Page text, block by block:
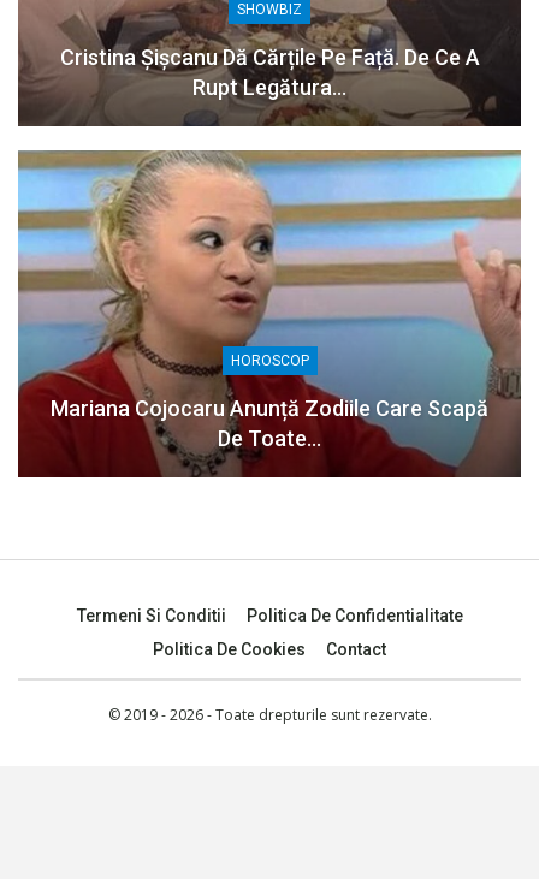
SHOWBIZ
Cristina Șișcanu Dă Cărțile Pe Față. De Ce A
Rupt Legătura…
HOROSCOP
Mariana Cojocaru Anunță Zodiile Care Scapă
De Toate…
Termeni Si Conditii
Politica De Confidentialitate
Politica De Cookies
Contact
© 2019 - 2026 - Toate drepturile sunt rezervate.